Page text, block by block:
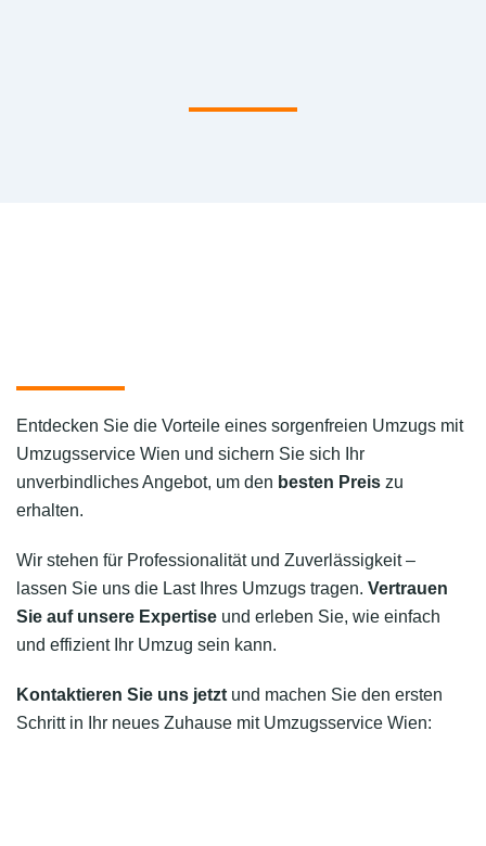
Entdecken Sie die Vorteile eines sorgenfreien Umzugs mit
Umzugsservice Wien und sichern Sie sich Ihr
unverbindliches Angebot, um den besten Preis zu
erhalten.
Wir stehen für Professionalität und Zuverlässigkeit –
lassen Sie uns die Last Ihres Umzugs tragen. Vertrauen
Sie auf unsere Expertise und erleben Sie, wie einfach
und effizient Ihr Umzug sein kann.
Kontaktieren Sie uns jetzt und machen Sie den ersten
Schritt in Ihr neues Zuhause mit Umzugsservice Wien: